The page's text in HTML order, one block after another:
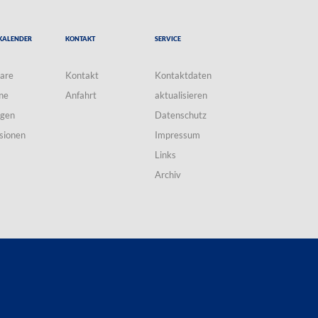
Kontakt
Kontakt
Anfahrt
Service
Kontaktdaten
aktualisieren
Datenschutz
Impressum
Links
Archiv